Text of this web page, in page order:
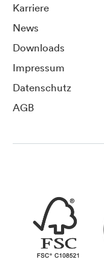
Karriere
News
Downloads
Impressum
Datenschutz
AGB